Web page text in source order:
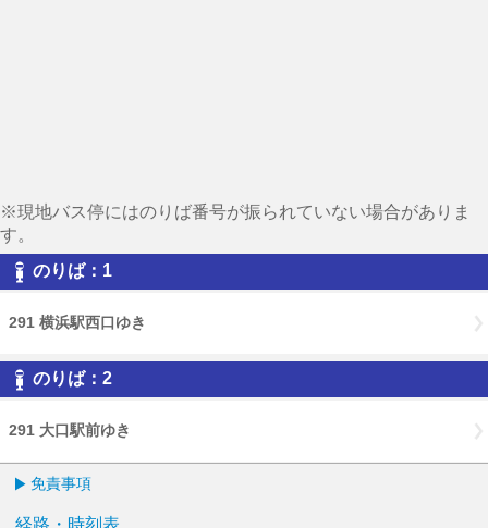
※現地バス停にはのりば番号が振られていない場合がありま
す。
のりば：1
291 横浜駅西口ゆき
のりば：2
291 大口駅前ゆき
免責事項